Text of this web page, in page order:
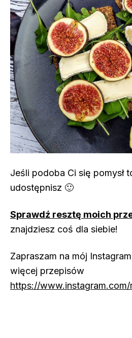
Jeśli podoba Ci się pomysł
udostępnisz 🙂
Sprawdź resztę moich
znajdziesz coś dla siebie!
Zapraszam na mój
więcej przepisów
https://